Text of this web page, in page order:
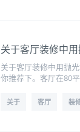
关于客厅装修中
关于客厅装修中用抛
你推荐下。客厅在80
关于 客厅 装